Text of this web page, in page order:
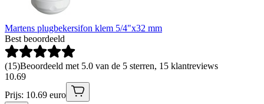
Martens plugbekersifon klem 5/4"x32 mm
Best beoordeeld
(15)Beoordeeld met 5.0 van de 5 sterren, 15 klantreviews
10.69
Prijs: 10.69 euro